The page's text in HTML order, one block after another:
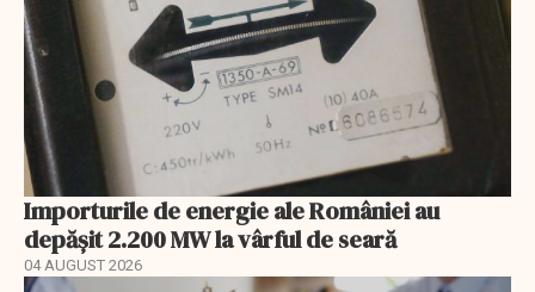
Importurile de energie ale României au
depășit 2.200 MW la vârful de seară
04 AUGUST 2026